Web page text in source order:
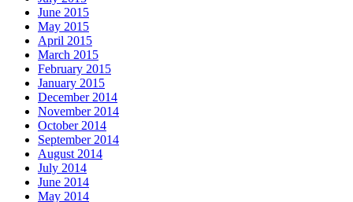
June 2015
May 2015
April 2015
March 2015
February 2015
January 2015
December 2014
November 2014
October 2014
September 2014
August 2014
July 2014
June 2014
May 2014